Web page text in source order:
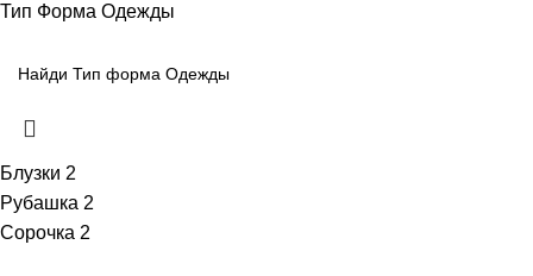
Тип Форма Одежды
Блузки 2
Рубашка 2
Сорочка 2